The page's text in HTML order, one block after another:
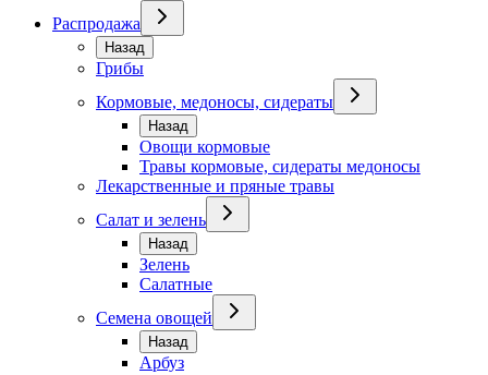
Распродажа
Назад
Грибы
Кормовые, медоносы, сидераты
Назад
Овощи кормовые
Травы кормовые, сидераты медоносы
Лекарственные и пряные травы
Салат и зелень
Назад
Зелень
Салатные
Семена овощей
Назад
Арбуз